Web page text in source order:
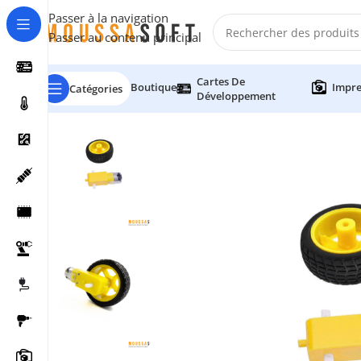
Passer à la navigation
Passer au contenu principal
Catégories Boutique
Cartes De
Développement